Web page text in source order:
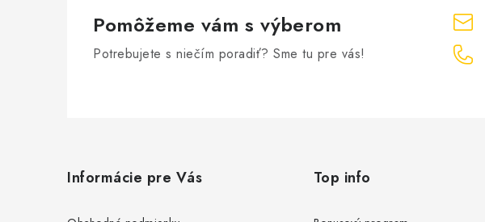
Pomôžeme vám s výberom
Potrebujete s niečím poradiť? Sme tu pre vás!
Informácie pre Vás Top info